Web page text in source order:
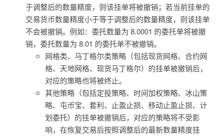
于调整后的数量精度，则该挂单将被撤销；若当前挂单的
交易货币数量精度小于等于调整后的数量精度，则该挂单
不会被撤销。例如：委托数量为 8.0001 的委托单将被撤
销，委托数量为 8.01 的委托单不被撤销。
网格类、马丁格尔类策略（包括现货网格、合约网
格、天地网格、现货马丁格尔）的挂单被撤销后，
对应的策略也将被终止。
其他策略（包括定投策略、时间加权策略、冰山策
略、屯币宝、套利、止盈止损、移动止盈止损、计
划委托）的挂单被撤销后，对应的策略将不受影
响，在恢复交易后按照调整后的最新数量精度挂